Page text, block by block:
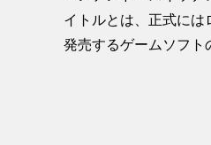
イトルとは、正式には
発売するゲームソフト